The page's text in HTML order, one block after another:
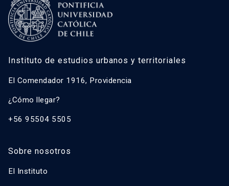
Instituto de estudios urbanos y territoriales
El Comendador 1916, Providencia
¿Cómo llegar?
+56 95504 5505
Sobre nosotros
El Instituto